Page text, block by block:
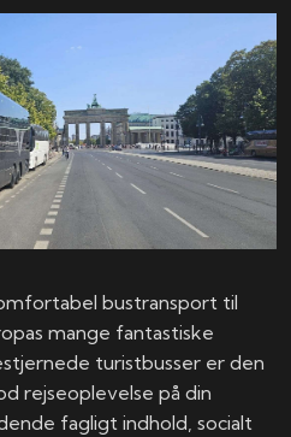
bustransport til
mange fantastiske
turistbusser er den
rejseoplevelse på din
fagligt indhold, socialt